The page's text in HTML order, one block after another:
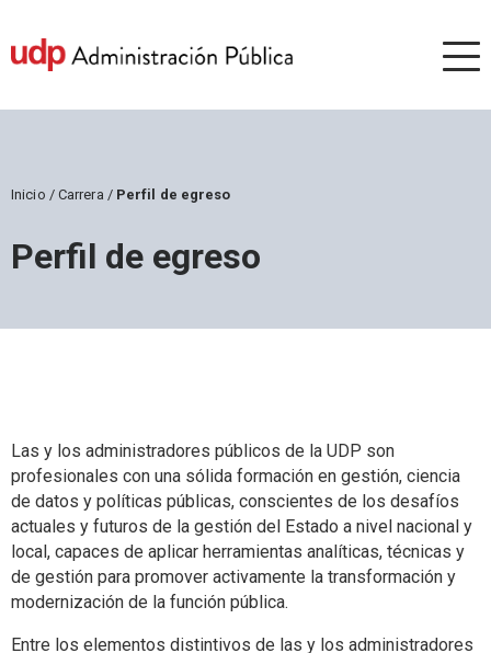
Inicio / Carrera / Perfil de egreso
Perfil de egreso
Las y los administradores públicos de la UDP son
profesionales con una sólida formación en gestión, ciencia
de datos y políticas públicas, conscientes de los desafíos
actuales y futuros de la gestión del Estado a nivel nacional y
local, capaces de aplicar herramientas analíticas, técnicas y
de gestión para promover activamente la transformación y
modernización de la función pública.
Entre los elementos distintivos de las y los administradores